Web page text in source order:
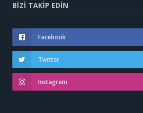
BIZI TAKIP EDIN
Facebook
Twitter
Instagram